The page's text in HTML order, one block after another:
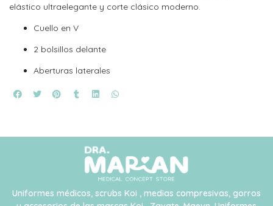
elástico ultraelegante y corte clásico moderno.
Cuello en V
2 bolsillos delante
Aberturas laterales
Uniformes médicos, scrubs Koi , medias compresivas, gorros